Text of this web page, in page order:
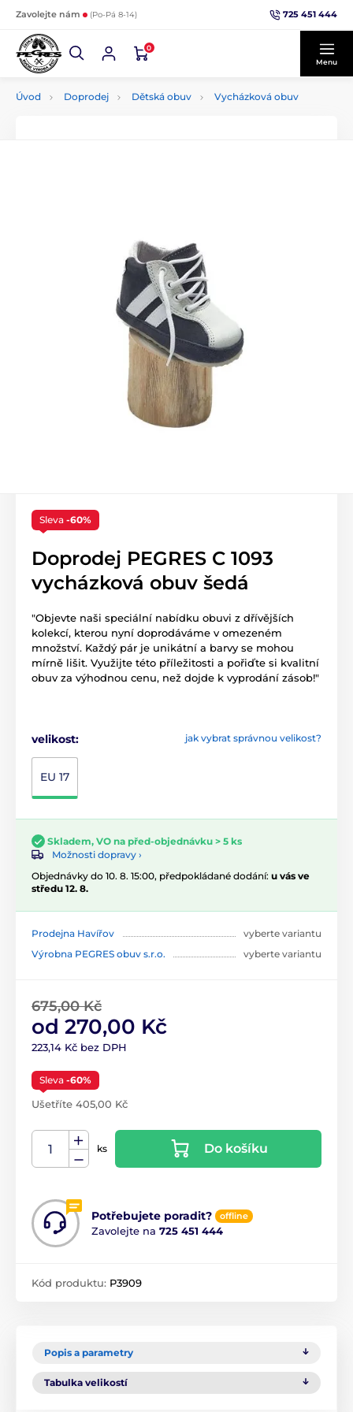
Zavolejte nám (Po-Pá 8-14) 725 451 444
0
Menu
Úvod Doprodej Dětská obuv Vycházková obuv
Sleva -60%
Doprodej PEGRES C 1093
vycházková obuv šedá
"Objevte naši speciální nabídku obuvi z dřívějších
kolekcí, kterou nyní doprodáváme v omezeném
množství. Každý pár je unikátní a barvy se mohou
mírně lišit. Využijte této příležitosti a pořiďte si kvalitní
obuv za výhodnou cenu, než dojde k vyprodání zásob!"
jak vybrat správnou velikost?
velikost:
EU 17
Skladem, VO na před-objednávku > 5 ks
Možnosti dopravy ›
Objednávky do 10. 8. 15:00, předpokládané dodání: u vás ve
středu 12. 8.
Prodejna Havířov
vyberte variantu
Výrobna PEGRES obuv s.r.o.
vyberte variantu
675,00 Kč
od 270,00 Kč
223,14 Kč bez DPH
Sleva -60%
Ušetříte 405,00 Kč
ks Do košíku
Potřebujete poradit? offline
Zavolejte na 725 451 444
Kód produktu: P3909
Popis a parametry
Tabulka velikostí